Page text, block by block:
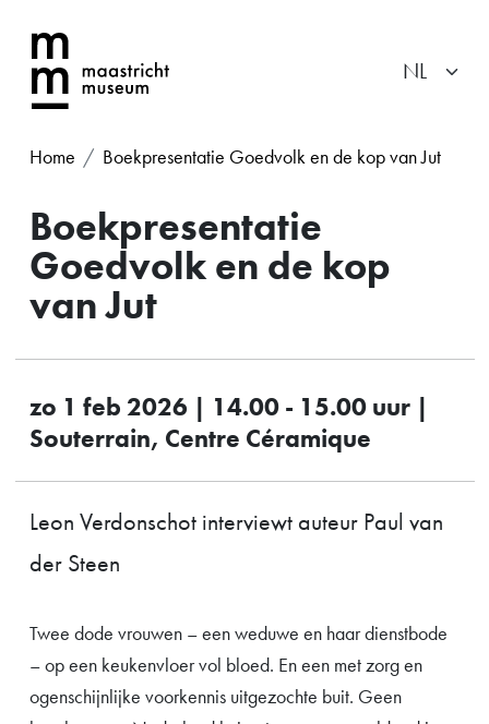
Home Boekpresentatie Goedvolk en de kop van Jut
Boekpresentatie
Goedvolk en de kop
van Jut
zo 1 feb 2026 | 14.00 - 15.00 uur |
Souterrain, Centre Céramique
Leon Verdonschot interviewt auteur Paul van
der Steen
Twee dode vrouwen – een weduwe en haar dienstbode
– op een keukenvloer vol bloed. En een met zorg en
ogenschijnlijke voorkennis uitgezochte buit. Geen